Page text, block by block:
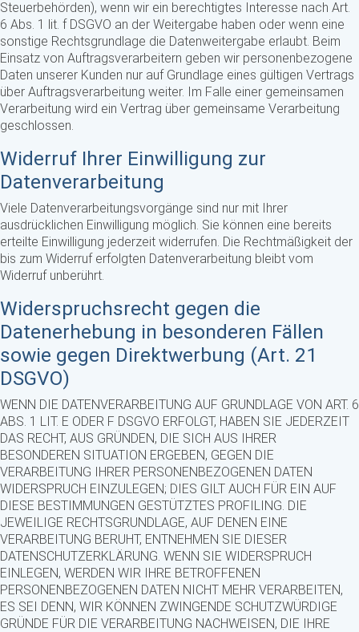
Steuerbehörden), wenn wir ein berechtigtes Interesse nach Art.
6 Abs. 1 lit. f DSGVO an der Weitergabe haben oder wenn eine
sonstige Rechtsgrundlage die Datenweitergabe erlaubt. Beim
Einsatz von Auftragsverarbeitern geben wir personenbezogene
Daten unserer Kunden nur auf Grundlage eines gültigen Vertrags
über Auftragsverarbeitung weiter. Im Falle einer gemeinsamen
Verarbeitung wird ein Vertrag über gemeinsame Verarbeitung
geschlossen.
Widerruf Ihrer Einwilligung zur
Datenverarbeitung
Viele Datenverarbeitungsvorgänge sind nur mit Ihrer
ausdrücklichen Einwilligung möglich. Sie können eine bereits
erteilte Einwilligung jederzeit widerrufen. Die Rechtmäßigkeit der
bis zum Widerruf erfolgten Datenverarbeitung bleibt vom
Widerruf unberührt.
Widerspruchsrecht gegen die
Datenerhebung in besonderen Fällen
sowie gegen Direktwerbung (Art. 21
DSGVO)
WENN DIE DATENVERARBEITUNG AUF GRUNDLAGE VON ART. 6
ABS. 1 LIT. E ODER F DSGVO ERFOLGT, HABEN SIE JEDERZEIT
DAS RECHT, AUS GRÜNDEN, DIE SICH AUS IHRER
BESONDEREN SITUATION ERGEBEN, GEGEN DIE
VERARBEITUNG IHRER PERSONENBEZOGENEN DATEN
WIDERSPRUCH EINZULEGEN; DIES GILT AUCH FÜR EIN AUF
DIESE BESTIMMUNGEN GESTÜTZTES PROFILING. DIE
JEWEILIGE RECHTSGRUNDLAGE, AUF DENEN EINE
VERARBEITUNG BERUHT, ENTNEHMEN SIE DIESER
DATENSCHUTZERKLÄRUNG. WENN SIE WIDERSPRUCH
EINLEGEN, WERDEN WIR IHRE BETROFFENEN
PERSONENBEZOGENEN DATEN NICHT MEHR VERARBEITEN,
ES SEI DENN, WIR KÖNNEN ZWINGENDE SCHUTZWÜRDIGE
GRÜNDE FÜR DIE VERARBEITUNG NACHWEISEN, DIE IHRE